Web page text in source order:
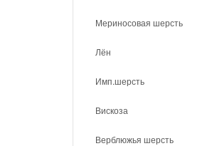
Мериносовая шерсть
Лён
Имп.шерсть
Вискоза
Верблюжья шерсть